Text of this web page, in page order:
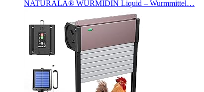
NATURALÂ® WURMIDIN Liquid – Wurmmittel…